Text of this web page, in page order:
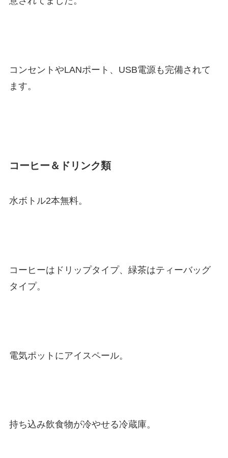
コンセントやLANポート、USB電源も完備されて
ます。
コーヒー＆ドリンク類
水ボトル2本無料。
コーヒーはドリップタイプ、緑茶はティーバッグ
タイプ。
電気ポットにアイスペール。
持ち込み飲食物が冷やせる冷蔵庫。